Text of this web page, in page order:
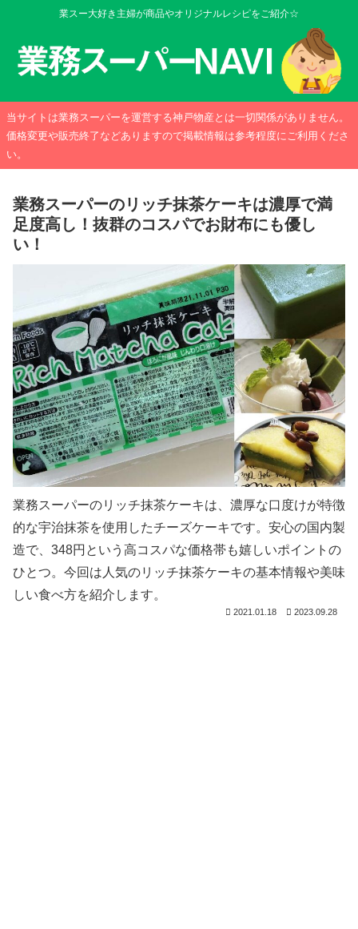
業スー大好き主婦が商品やオリジナルレシピをご紹介☆
当サイトは業務スーパーを運営する神戸物産とは一切関係がありません。
価格変更や販売終了などありますので掲載情報は参考程度にご利用くださ
い。
業務スーパーのリッチ抹茶ケーキは濃厚で満
足度高し！抜群のコスパでお財布にも優し
い！
業務スーパーのリッチ抹茶ケーキは、濃厚な口度けが特徴
的な宇治抹茶を使用したチーズケーキです。安心の国内製
造で、348円という高コスパな価格帯も嬉しいポイントの
ひとつ。今回は人気のリッチ抹茶ケーキの基本情報や美味
しい食べ方を紹介します。
2021.01.18 2023.09.28